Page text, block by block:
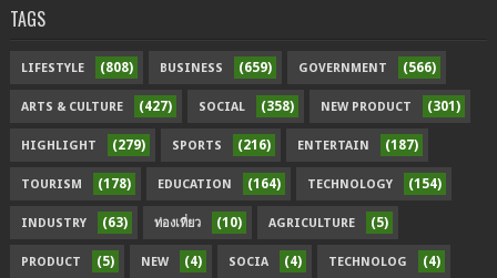
TAGS
LIFESTYLE (808) BUSINESS (659) GOVERNMENT (566)
ARTS & CULTURE (427) SOCIAL (358) NEW PRODUCT (301)
HIGHLIGHT (279) SPORTS (216) ENTERTAIN (187)
TOURISM (178) EDUCATION (164) TECHNOLOGY (154)
INDUSTRY (63) ท่องเที่ยว (10) AGRICULTURE (5)
PRODUCT (5) NEW (4) SOCIA (4) TECHNOLOG (4)